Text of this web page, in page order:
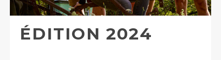
ÉDITION 2024